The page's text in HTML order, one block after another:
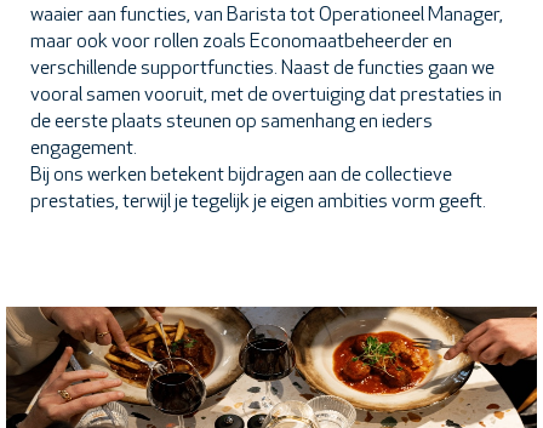
waaier aan functies, van Barista tot Operationeel Manager,
maar ook voor rollen zoals Economaatbeheerder en
verschillende supportfuncties. Naast de functies gaan we
vooral samen vooruit, met de overtuiging dat prestaties in
de eerste plaats steunen op samenhang en ieders
engagement.
Bij ons werken betekent bijdragen aan de collectieve
prestaties, terwijl je tegelijk je eigen ambities vorm geeft.